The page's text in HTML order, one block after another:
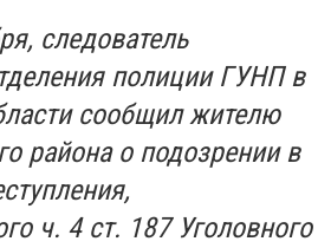
следователь
полиции ГУНП в
сообщил жителю
района о подозрении в
ч. 4 ст. 187 Уголовного